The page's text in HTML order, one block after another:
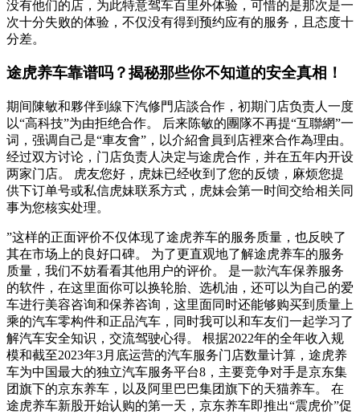
没有他们的店，为此特意驾车百里外体验，可惜的是那次是一
次十分失败的体验，不仅没有得到预约应有的服务，且态度十
分差。
途虎养车靠谱吗？揭秘那些你不知道的安全真相！
期间陳敏和夥伴到線下汽修門店談合作，初期门店负责人一度
以“高科技”为由拒绝合作。 后来陈敏的團隊不再提“互聯網”一
词，强调自己是“車友會”，以介紹會員到店裡來合作為理由。
经过双方讨论，门店负责人决定与途虎合作，并在五年内开设
两家门店。 虎友您好，虎妹已经收到了您的反馈，麻烦您提
供下订单号或私信虎妹联系方式，虎妹会第一时间交给相关同
事为您核实处理。
”这样的正面评价不仅体现了途虎养车的服务质量，也反映了
其在市场上的良好口碑。 为了更直观地了解途虎养车的服务
质量，我们不妨看看其他用户的评价。 是一款汽车保养服务
的软件，在这里面你可以换轮胎、选机油，还可以为自己的爱
车进行美容咨询和保养咨询，这里面同时还能够购买到质量上
乘的汽车零构件和正品汽车，同时我可以和车友们一起学习了
解汽车安全知识，交流驾驶心得。 根据2022年的全年收入规
模和截至2023年3月底运营的汽车服务门店数量计算，途虎养
车为中国最大的独立汽车服务平台8，主要竞争对手是京东集
团旗下的京东养车，以及阿里巴巴集团旗下的天猫养车。 在
途虎养车新股开始认购的第一天，京东养车即推出“震虎价”促